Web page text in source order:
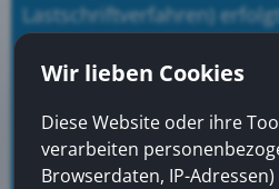
Lastschriftverfahren)
eine verschlüsselte SSL-
Eine verschlüsselte
„http://“ auf „https://“
Schloss-Symbol in Ihrer
Wir lieben Cookies
Diese Website oder ihre
verarbeiten
Browserdaten, IP-